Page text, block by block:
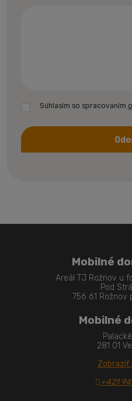
Súhlasím so spracovaním
Mobilné
Areál TJ Rožnov u
Pod
756 61 Rožnov
Mobilné
281 01
Zobraziť
+421